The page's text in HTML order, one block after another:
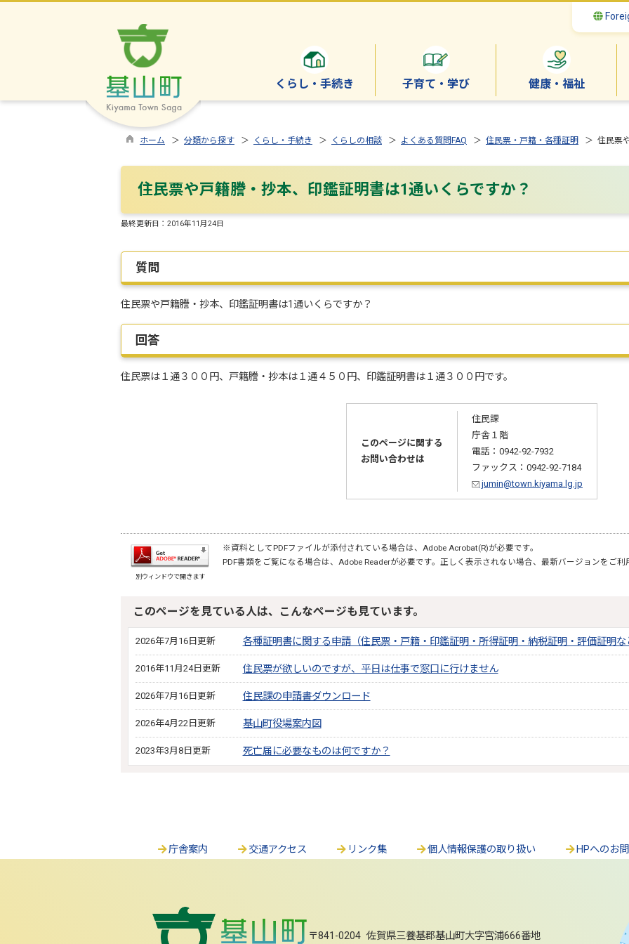
くらし・手続き 子育て・学び 健康・福祉
ホーム ＞ 分類から探す ＞ くらし・手続き ＞ くらしの相談 ＞ よくある質問FAQ ＞ 住民票・戸籍・各種証明 ＞ 住民票
住民票や戸籍謄・抄本、印鑑証明書は1通いくらですか？
最終更新日： 2016年11月24日
質問
住民票や戸籍謄・抄本、印鑑証明書は1通いくらですか？
回答
住民票は１通３００円、戸籍謄・抄本は１通４５０円、印鑑証明書は１通３００円です。
このページに関する
お問い合わせは
住民課
庁舎１階
電話：0942-92-7932
ファックス：0942-92-7184
jumin@town.kiyama.lg.jp
別ウィンドウで開きます
※資料としてPDFファイルが添付されている場合は、Adobe Acrobat(R)が必要です。
PDF書類をご覧になる場合は、Adobe Readerが必要です。正しく表示されない場合、最新バージョンをご利
このページを見ている人は、こんなページも見ています。
2026年7月16日更新 各種証明書に関する申請（住民票・戸籍・印鑑証明・所得証明・納税証明・評価証明な
2016年11月24日更新 住民票が欲しいのですが、平日は仕事で窓口に行けません
2026年7月16日更新 住民課の申請書ダウンロード
2026年4月22日更新 基山町役場案内図
2023年3月8日更新 死亡届に必要なものは何ですか？
庁舎案内 交通アクセス リンク集 個人情報保護の取り扱い HPへのお
〒841-0204 佐賀県三養基郡基山町大字宮浦666番地